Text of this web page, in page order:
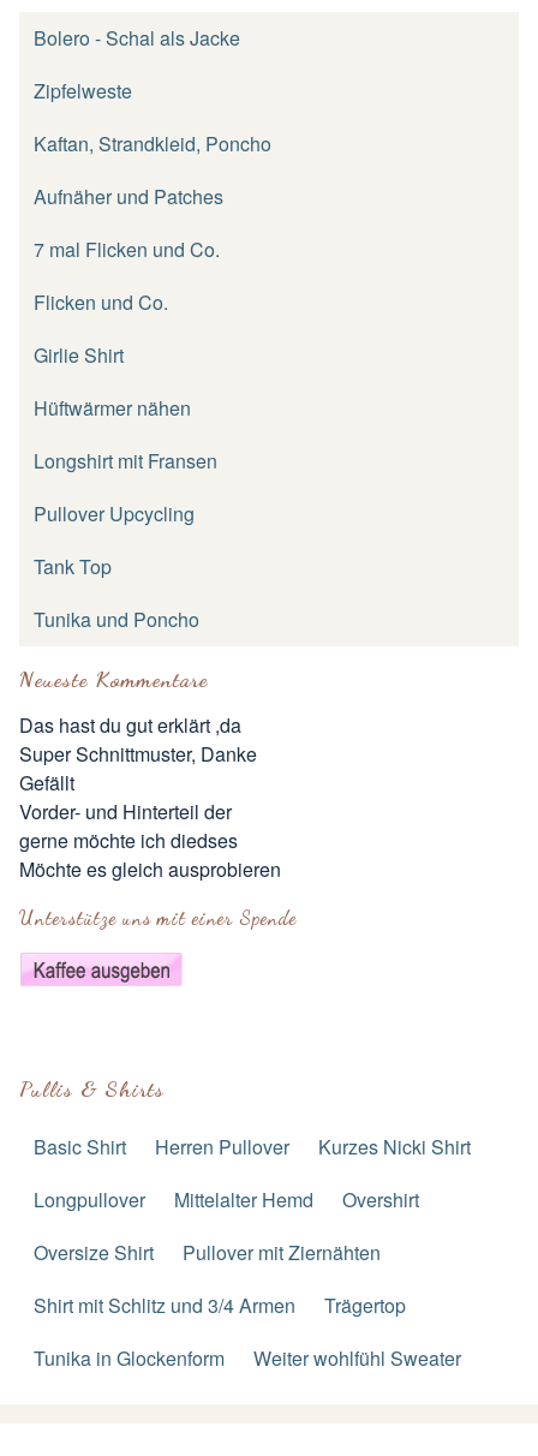
Bolero - Schal als Jacke
Zipfelweste
Kaftan, Strandkleid, Poncho
Aufnäher und Patches
7 mal Flicken und Co.
Flicken und Co.
Girlie Shirt
Hüftwärmer nähen
Longshirt mit Fransen
Pullover Upcycling
Tank Top
Tunika und Poncho
Neueste Kommentare
Das hast du gut erklärt ,da
Super Schnittmuster, Danke
Gefällt
Vorder- und Hinterteil der
gerne möchte ich diedses
Möchte es gleich ausprobieren
Unterstütze uns mit einer Spende
Pullis & Shirts
Basic Shirt Herren Pullover
Kurzes Nicki Shirt
Longpullover
Mittelalter Hemd
Overshirt
Oversize Shirt
Pullover mit Ziernähten
Shirt mit Schlitz und 3/4 Armen
Trägertop
Tunika in Glockenform
Weiter wohlfühl Sweater